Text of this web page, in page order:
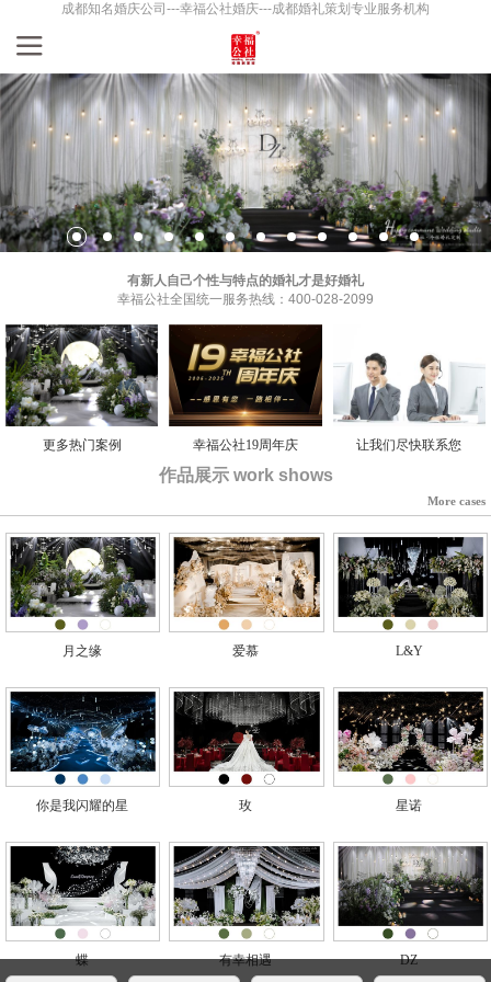
成都知名婚庆公司---幸福公社婚庆---成都婚礼策划专业服务机构
有新人自己个性与特点的婚礼才是好婚礼
幸福公社全国统一服务热线：400-028-2099
更多热门案例 幸福公社19周年庆 让我们尽快联系您
作品展示 work shows
More cases
月之缘 爱慕 L&Y
你是我闪耀的星 玫 星诺
蝶 有幸相遇 DZ